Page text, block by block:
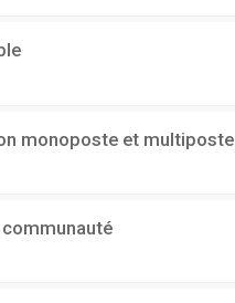
monoposte et multiposte